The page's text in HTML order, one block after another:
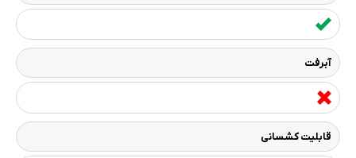
آبرفت
قابلیت کشسانی